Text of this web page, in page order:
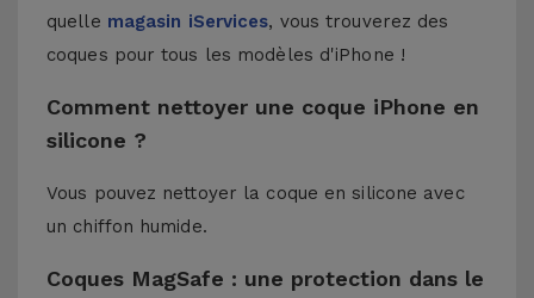
quelle magasin iServices, vous trouverez des
coques pour tous les modèles d'iPhone !
Comment nettoyer une coque iPhone en
silicone ?
Vous pouvez nettoyer la coque en silicone avec
un chiffon humide.
Coques MagSafe : une protection dans le